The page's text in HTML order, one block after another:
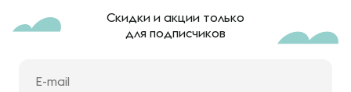
Скидки и акции только
для подписчиков